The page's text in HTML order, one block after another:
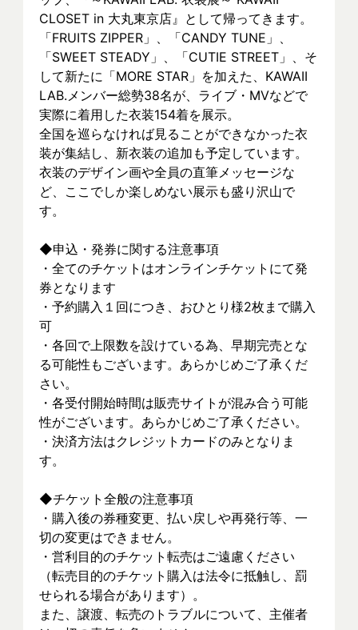
CLOSET in 大丸東京店』として帰ってきます。
「FRUITS ZIPPER」、「CANDY TUNE」、
「SWEET STEADY」、「CUTIE STREET」、そ
して新たに「MORE STAR」を加えた、KAWAII
LAB.メンバー総勢38名が、ライブ・MVなどで
実際に着⽤した衣装154着を展示。
全国を巡らなければ見ることができなかった衣
装が集結し、新⾐装の追加も予定しています。
衣装のデザイン画や全員の直筆メッセージな
ど、ここでしか楽しめない展示も盛り沢山で
す。
◆申込・発券に関する注意事項
・全てのチケットはオンラインチケットにて発
券となります
・予約購入１回につき、おひとり様2枚まで購入
可
・各回で上限数を設けている為、早期完売とな
る可能性もございます。あらかじめご了承くだ
さい。
・各受付開始時間は販売サイトが混み合う可能
性がございます。あらかじめご了承ください。
・決済方法はクレジットカードのみとなりま
す。
◆チケット全般の注意事項
・購入後の券種変更、払い戻しや再発行等、一
切の変更はできません。
・営利目的のチケット転売はご遠慮ください
（転売目的のチケット購入は法令に抵触し、罰
せられる場合があります）。
また、譲渡、転売のトラブルについて、主催者